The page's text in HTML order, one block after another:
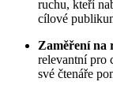
ruchu, kteří
cílové
Zaměření na
relevantní pro
své čtenáře